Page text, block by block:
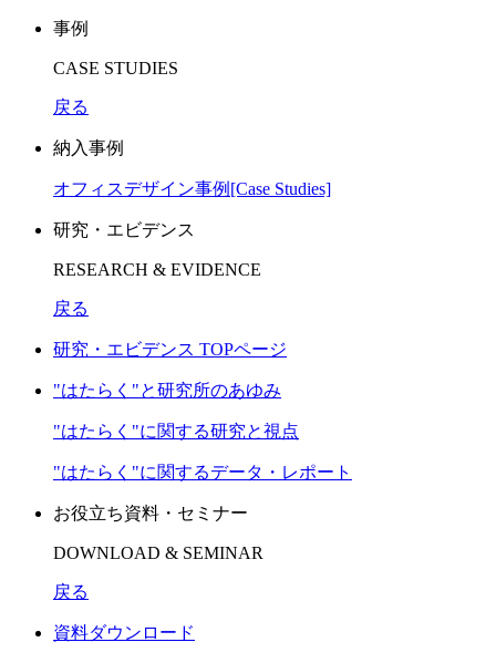
事例
CASE STUDIES
戻る
納入事例
オフィスデザイン事例[Case Studies]
研究・エビデンス
RESEARCH & EVIDENCE
戻る
研究・エビデンス TOPページ
"はたらく"と研究所のあゆみ
"はたらく"に関する研究と視点
"はたらく"に関するデータ・レポート
お役立ち資料・セミナー
DOWNLOAD & SEMINAR
戻る
資料ダウンロード